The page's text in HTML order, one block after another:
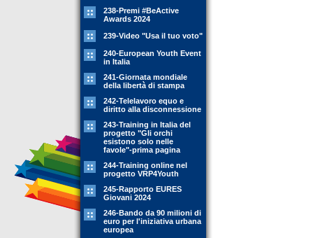
238-Premi #BeActive
Awards 2024
239-Video "Usa il tuo voto"
240-European Youth Event
in Italia
241-Giornata mondiale
della libertà di stampa
242-Telelavoro equo e
diritto alla disconnessione
243-Training in Italia del
progetto "Gli orchi
esistono solo nelle
favole"-prima pagina
244-Training online nel
progetto VRP4Youth
245-Rapporto EURES
Giovani 2024
246-Bando da 90 milioni di
euro per l'iniziativa urbana
europea